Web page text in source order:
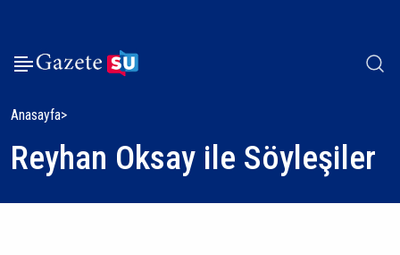
Anasayfa
Reyhan Oksay ile Söyleşiler